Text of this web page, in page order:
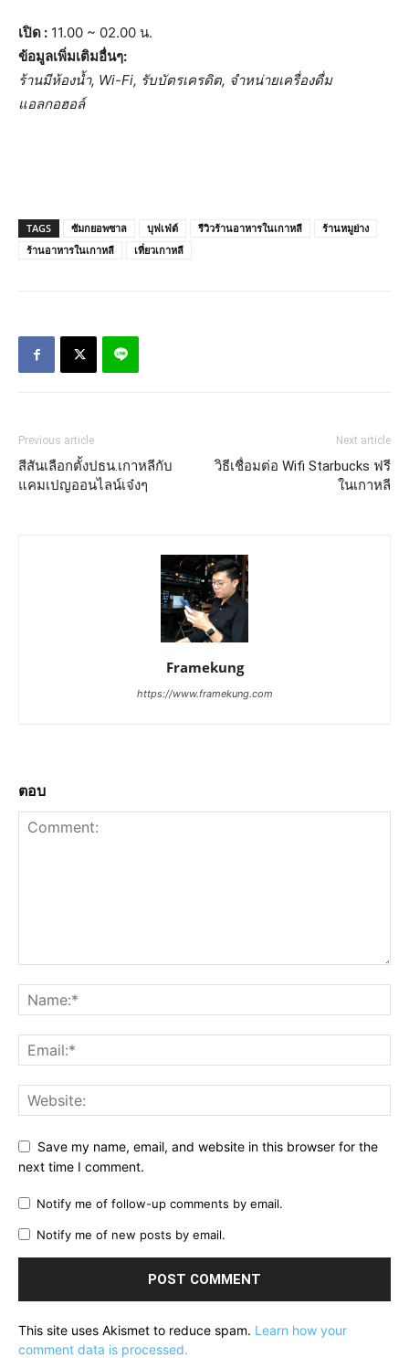
เปิด : 11.00 ~ 02.00 น.
ข้อมูลเพิ่มเติมอื่นๆ:
ร้านมีห้องน้ำ, Wi-Fi, รับบัตรเครดิต, จำหน่ายเครื่องดื่ม
แอลกอฮอล์
TAGS ซัมกยอพซาล บุฟเฟ่ต์ รีวิวร้านอาหารในเกาหลี
ร้านหมูย่าง
ร้านอาหารในเกาหลี
เที่ยวเกาหลี
Previous article
สีสันเลือกตั้งปธน.เกาหลีกับ
แคมเปญออนไลน์เจ๋งๆ
Next article
วิธีเชื่อมต่อ Wifi Starbucks ฟรี
ในเกาหลี
Framekung
https://www.framekung.com
ตอบ
Save my name, email, and website in this browser for the
next time I comment.
Notify me of follow-up comments by email.
Notify me of new posts by email.
This site uses Akismet to reduce spam. Learn how your
comment data is processed.